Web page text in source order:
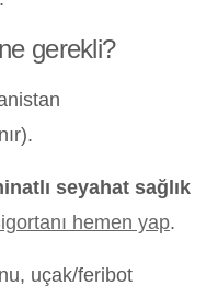
gerekli?
seyahat sağlık
hemen yap.
uçak/feribot